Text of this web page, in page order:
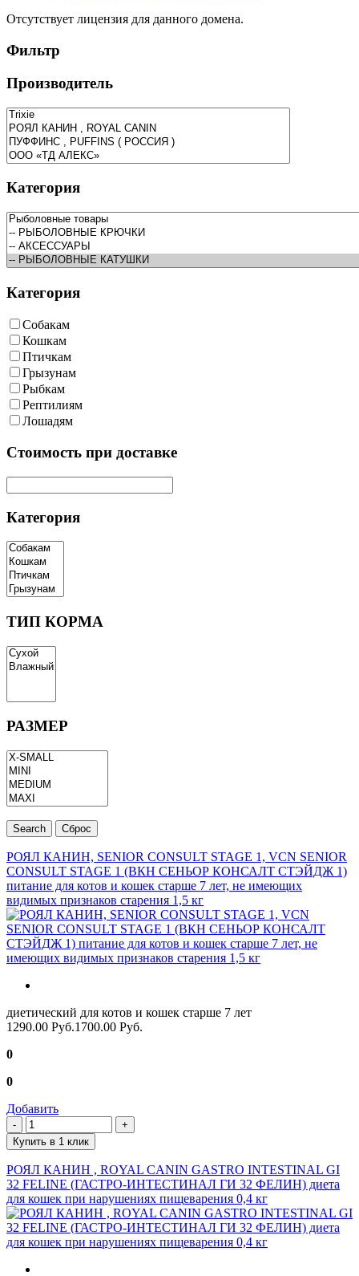
Отсутствует лицензия для данного домена.
Фильтр
Производитель
Категория
Категория
Собакам
Кошкам
Птичкам
Грызунам
Рыбкам
Рептилиям
Лошадям
Cтоимость при доставке
Категория
ТИП КОРМА
РАЗМЕР
РОЯЛ КАНИН, SENIOR CONSULT STAGE 1, VCN SENIOR
CONSULT STAGE 1 (ВКН СЕНЬОР КОНСАЛТ СТЭЙДЖ 1)
питание для котов и кошек старше 7 лет, не имеющих
видимых признаков старения 1,5 кг
диетический для котов и кошек старше 7 лет
1290.00 Руб.1700.00 Руб.
0
0
Добавить
Купить в 1 клик
РОЯЛ КАНИН , ROYAL CANIN GASTRO INTESTINAL GI
32 FELINE (ГАСТРО-ИНТЕСТИНАЛ ГИ 32 ФЕЛИН) диета
для кошек при нарушениях пищеварения 0,4 кг